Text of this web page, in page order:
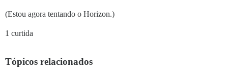
(Estou agora tentando o Horizon.)
1 curtida
Tópicos relacionados